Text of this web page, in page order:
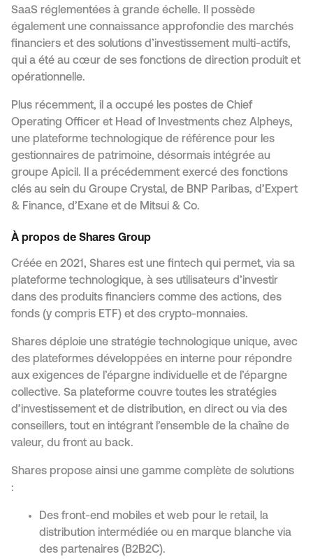
SaaS réglementées à grande échelle. Il possède
également une connaissance approfondie des marchés
financiers et des solutions d’investissement multi-actifs,
qui a été au cœur de ses fonctions de direction produit et
opérationnelle.
Plus récemment, il a occupé les postes de Chief
Operating Officer et Head of Investments chez Alpheys,
une plateforme technologique de référence pour les
gestionnaires de patrimoine, désormais intégrée au
groupe Apicil. Il a précédemment exercé des fonctions
clés au sein du Groupe Crystal, de BNP Paribas, d’Expert
& Finance, d’Exane et de Mitsui & Co.
À propos de Shares Group
Créée en 2021, Shares est une fintech qui permet, via sa
plateforme technologique, à ses utilisateurs d’investir
dans des produits financiers comme des actions, des
fonds (y compris ETF) et des crypto-monnaies.
Shares déploie une stratégie technologique unique, avec
des plateformes développées en interne pour répondre
aux exigences de l’épargne individuelle et de l’épargne
collective. Sa plateforme couvre toutes les stratégies
d’investissement et de distribution, en direct ou via des
conseillers, tout en intégrant l’ensemble de la chaîne de
valeur, du front au back.
Shares propose ainsi une gamme complète de solutions
:
Des front-end mobiles et web pour le retail, la
distribution intermédiée ou en marque blanche via
des partenaires (B2B2C).